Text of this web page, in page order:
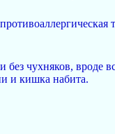
чухняков, вроде
и кишка набита.